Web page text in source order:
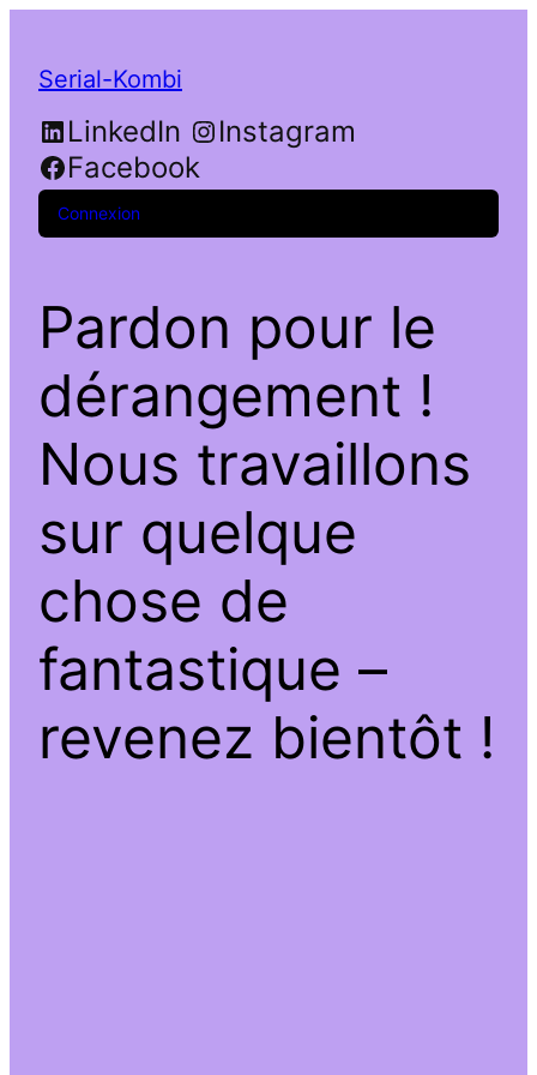
Serial-Kombi
LinkedIn
Instagram
Facebook
Connexion
Pardon pour le
dérangement !
Nous travaillons
sur quelque
chose de
fantastique –
revenez bientôt !